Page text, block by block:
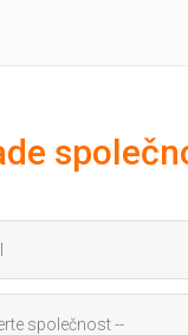
společnost --